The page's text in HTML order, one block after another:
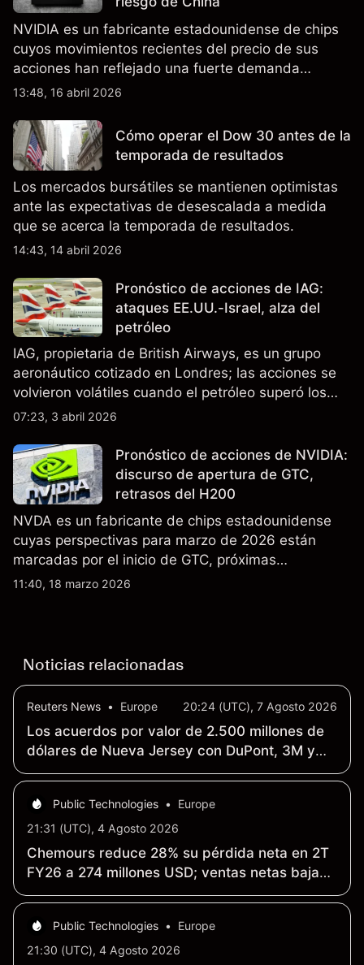
NVIDIA es un fabricante estadounidense de chips
cuyos movimientos recientes del precio de sus
acciones han reflejado una fuerte demanda
relacionada con la IA, ingresos trimestrales récord
de exportación de EE.UU. que afectan las ventas
en China.
13:48, 16 abril 2026
Cómo operar el Dow 30 antes de la
temporada de resultados
Los mercados bursátiles se mantienen optimistas
ante las expectativas de desescalada a medida
que se acerca la temporada de resultados.
14:43, 14 abril 2026
Pronóstico de acciones de IAG:
ataques EE.UU.-Israel, alza del
petróleo
IAG, propietaria de British Airways, es un grupo
aeronáutico cotizado en Londres; las acciones se
volvieron volátiles cuando el petróleo superó los
$105 y los cierres del espacio aéreo de Oriente
no es un indicador fiable de resultados futuros..
07:23, 3 abril 2026
Pronóstico de acciones de NVIDIA:
discurso de apertura de GTC,
retrasos del H200
NVDA es un fabricante de chips estadounidense
cuyas perspectivas para marzo de 2026 están
marcadas por el inicio de GTC, próximas
actualizaciones de productos y la incertidumbre
11:40, 18 marzo 2026
Noticias relacionadas
Reuters News • Europe 20:24 (UTC), 7 Agosto 2026
Los acuerdos por valor de 2.500 millones de
dólares de Nueva Jersey con DuPont, 3M y
otras empresas en relación con los «químicos
Public Technologies •
Europe
21:31 (UTC), 4 Agosto 2026
Chemours reduce 28% su pérdida neta en 2T
FY26 a 274 millones USD; ventas netas bajan
1% a 1,59 mil millones USD interanual
Public Technologies •
Europe
21:30 (UTC), 4 Agosto 2026